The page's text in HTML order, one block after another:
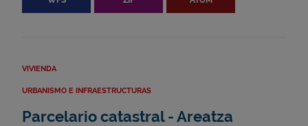
VIVIENDA
URBANISMO E INFRAESTRUCTURAS
Parcelario catastral - Areatza